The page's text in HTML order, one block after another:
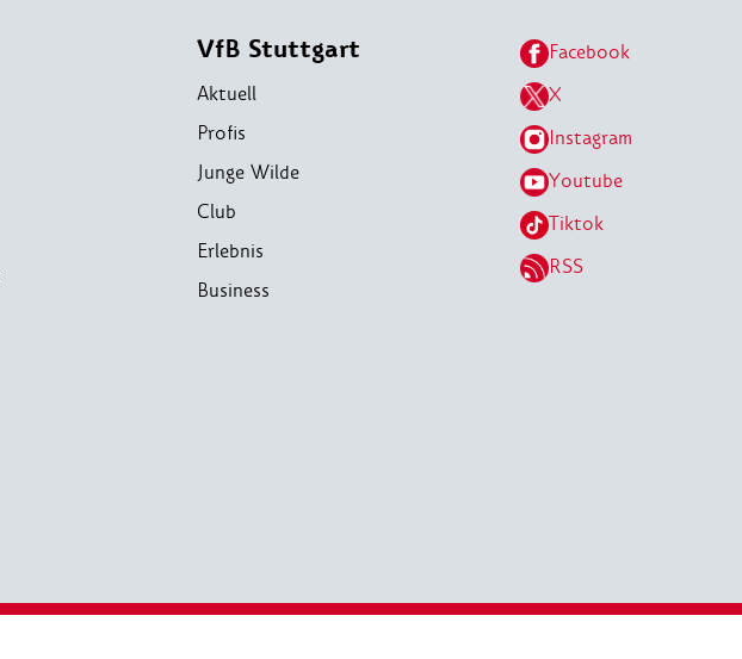
VfB Stuttgart
Aktuell
Profis
Junge Wilde
Club
Erlebnis
Business
Facebook
X
Instagram
Youtube
Tiktok
RSS